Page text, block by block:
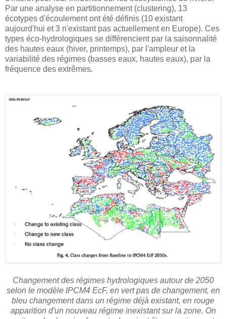
Par une analyse en partitionnement (clustering), 13
écotypes d'écoulement ont été définis (10 existant
aujourd'hui et 3 n'existant pas actuellement en Europe). Ces
types éco-hydrologiques se différencient par la saisonnalité
des hautes eaux (hiver, printemps), par l'ampleur et la
variabilité des régimes (basses eaux, hautes eaux), par la
fréquence des extrêmes.
Changement des régimes hydrologiques autour de 2050
selon le modèle IPCM4 EcF, en vert pas de changement, en
bleu changement dans un régime déjà existant, en rouge
apparition d'un nouveau régime inexistant sur la zone. On